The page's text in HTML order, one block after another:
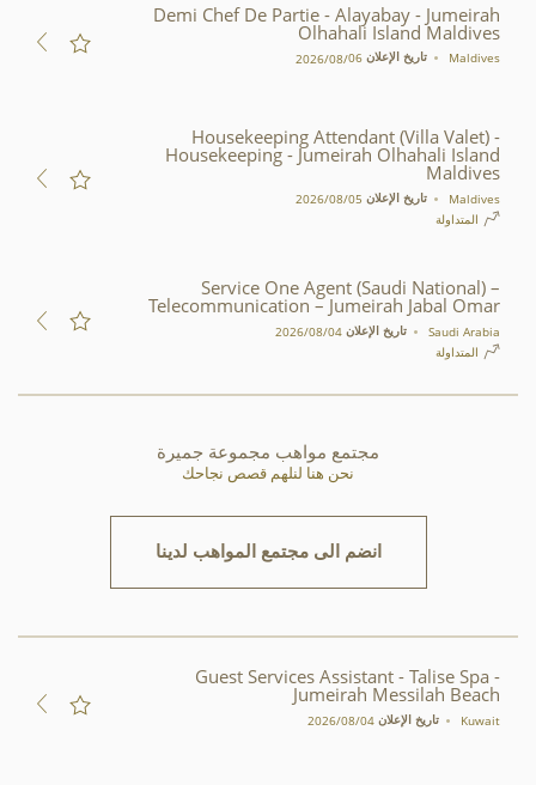
Demi Chef De Partie - Alayabay - Jumeirah
Olhahali Island Maldives
Maldives تاريخ الإعلان 06‏/08‏/2026
Housekeeping Attendant (Villa Valet) -
Housekeeping - Jumeirah Olhahali Island
Maldives
Maldives تاريخ الإعلان 05‏/08‏/2026
المتداولة
Service One Agent (Saudi National) –
Telecommunication – Jumeirah Jabal Omar
Saudi Arabia تاريخ الإعلان 04‏/08‏/2026
المتداولة
مجتمع مواهب مجموعة جميرة
نحن هنا لنلهم قصص نجاحك
انضم الى مجتمع المواهب لدينا
Guest Services Assistant - Talise Spa -
Jumeirah Messilah Beach
Kuwait تاريخ الإعلان 04‏/08‏/2026